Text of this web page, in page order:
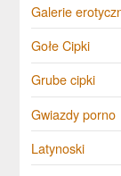
Galerie
Gołe Cipki
Grube cipki
Gwiazdy porno
Latynoski